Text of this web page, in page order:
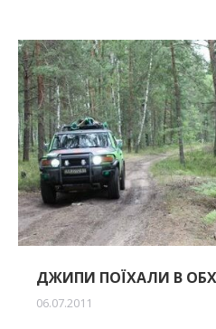
ДЖИПИ ПОЇХАЛИ В
06.07.2011